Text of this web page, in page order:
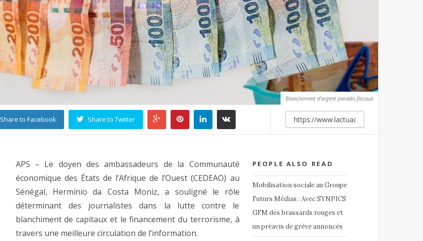
Blanchiment d’argent paradis-fiscaux
Share to Facebook Share to Twitter
PEOPLE ALSO READ
Mobilisation sociale au Groupe
Futurs Médias : Avec SYNPICS
GFM des brassards rouges et
un préavis de grève annoncés
APS – Le doyen des ambassadeurs de la Communauté
économique des États de l’Afrique de l’Ouest (CEDEAO) au
Sénégal, Hermínio da Costa Moniz, a souligné le rôle
déterminant des journalistes dans la lutte contre le
blanchiment de capitaux et le financement du terrorisme, à
travers une meilleure circulation de l’information.